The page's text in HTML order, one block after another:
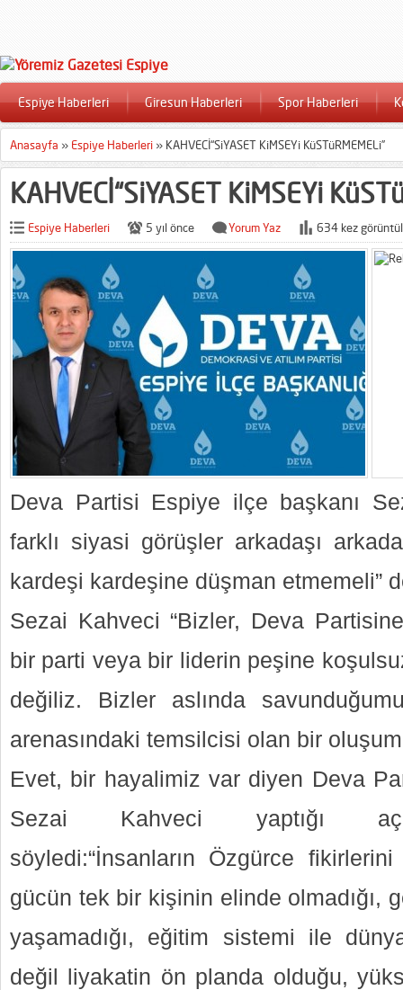
Espiye Haberleri Giresun Haberleri Spor Haberleri
Anasayfa » Espiye Haberleri » KAHVECİ“SiYASET KiMSEYi KüSTüRMEMELi”
KAHVECİ“SiYASET KiMSEYi
Espiye Haberleri 5 yıl önce Yorum Yaz 634 kez
Deva Partisi Espiye ilçe başkanı
farklı siyasi görüşler arkadaşı
kardeşi kardeşine düşman etmemeli”
Sezai Kahveci “Bizler, Deva
bir parti veya bir liderin peşine
değiliz. Bizler aslında
arenasındaki temsilcisi olan bir
Evet, bir hayalimiz var diyen Deva
Sezai Kahveci yaptığı
söyledi:“İnsanların Özgürce
gücün tek bir kişinin elinde olmadığı,
yaşamadığı, eğitim sistemi ile
değil liyakatin ön planda olduğu,